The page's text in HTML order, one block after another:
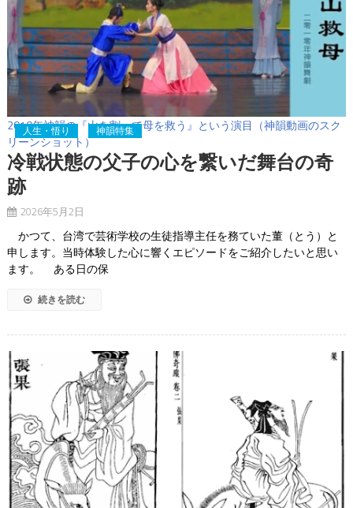
2010年神韻の『山を割って母を救う』という演目（神韻動画のスク
リーンショット）
人生・悟り 神韻特集
冷戦状態の父子の心を繋いだ舞台の奇
跡
2026年5月2日
かつて、台湾で芸術学校の生徒指導主任を務ていた董（とう）と
申します。当時体験した心に響くエピソードをご紹介したいと思い
ます。 ある日の保
続きを読む